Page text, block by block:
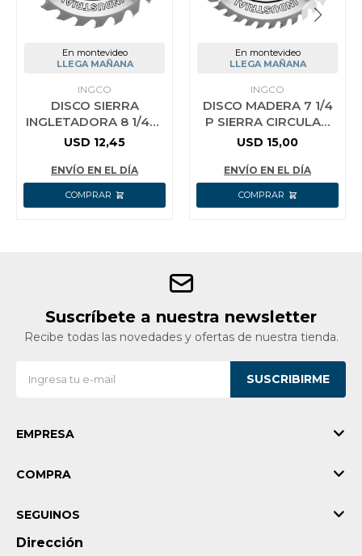
En montevideo
LLEGA MAÑANA
INGCO
DISCO SIERRA
INGLETADORA 8 1/4´´
24 DIENTES P
TSB121021
USD 12,45
ENVÍO EN EL DÍA
En montevideo
LLEGA MAÑANA
INGCO
DISCO MADERA 7 1/4
P SIERRA CIRCULAR
INGCO 40 D B/ 20 MM
TSB118515
USD 15,00
ENVÍO EN EL DÍA
Suscríbete a nuestra newsletter
Recibe todas las novedades y ofertas de nuestra tienda.
SUSCRIBIRME
EMPRESA
COMPRA
Dirección
SEGUINOS